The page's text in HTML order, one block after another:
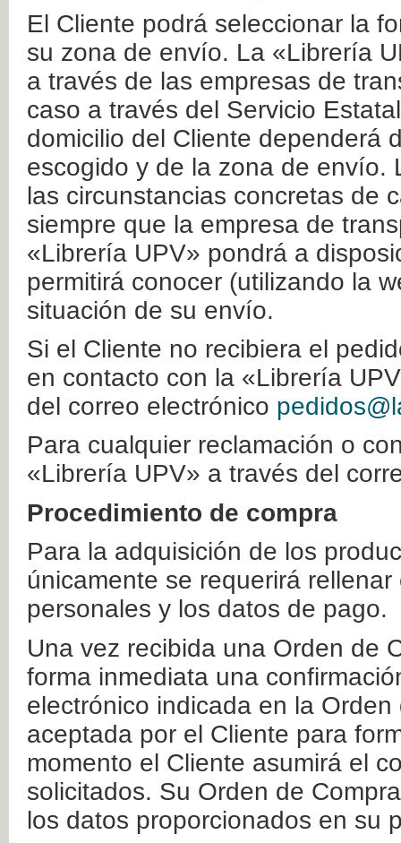
El Cliente podrá seleccionar la
su zona de envío. La «Librería
a través de las empresas de
caso a través del Servicio
domicilio del Cliente dependerá
escogido y de la zona de envío.
las circunstancias concretas de
siempre que la empresa de
«Librería UPV» pondrá a
permitirá conocer (utilizando la
situación de su envío.
Si el Cliente no recibiera el
en contacto con la «Librería
del correo electrónico
Para cualquier reclamación o
«Librería UPV» a través del
Procedimiento de compra
Para la adquisición de los
únicamente se requerirá
personales y los datos de pago.
Una vez recibida una Orden de
forma inmediata una
electrónico indicada en la
aceptada por el Cliente para
momento el Cliente asumirá el
solicitados. Su Orden de
los datos proporcionados en su